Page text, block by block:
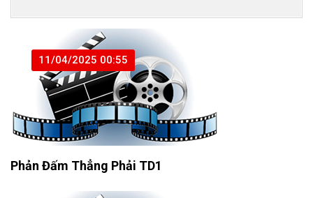
11/04/2025 00:55
Phản Đấm Thẳng Phải TD1